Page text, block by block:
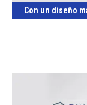
Con un diseño